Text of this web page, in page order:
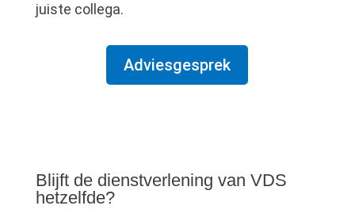
juiste collega.
Adviesgesprek
Blijft de dienstverlening van VDS
hetzelfde?